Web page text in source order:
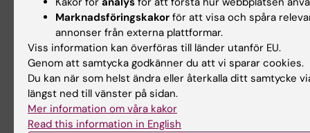
KI och Region Stockholm har 2022 tillsammans
vägledning om huvudmannaskap utifrån
Ett intyg för ansvarsfördelning togs fram 2017
form fortfarande används vid Karolinska
Riktlinjer för bisysslor och samverkan
Marknadsföringskakor för att visa och spåra
annonser från externa plattformar.
Viss information kan överföras till länder utanför EU.
Genom att samtycka godkänner du att vi sparar cookies.
Du kan när som helst ändra eller återkalla ditt samtycke
längst ned till vänster på sidan.
Mer information om våra kakor
Read this information in English